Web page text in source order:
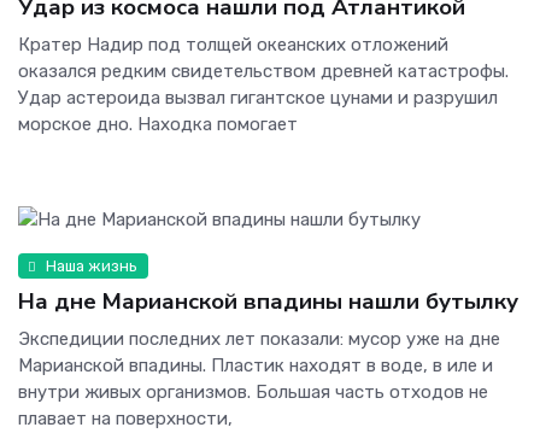
Удар из космоса нашли под Атлантикой
Кратер Надир под толщей океанских отложений
оказался редким свидетельством древней катастрофы.
Удар астероида вызвал гигантское цунами и разрушил
морское дно. Находка помогает
Наша жизнь
На дне Марианской впадины нашли бутылку
Экспедиции последних лет показали: мусор уже на дне
Марианской впадины. Пластик находят в воде, в иле и
внутри живых организмов. Большая часть отходов не
плавает на поверхности,